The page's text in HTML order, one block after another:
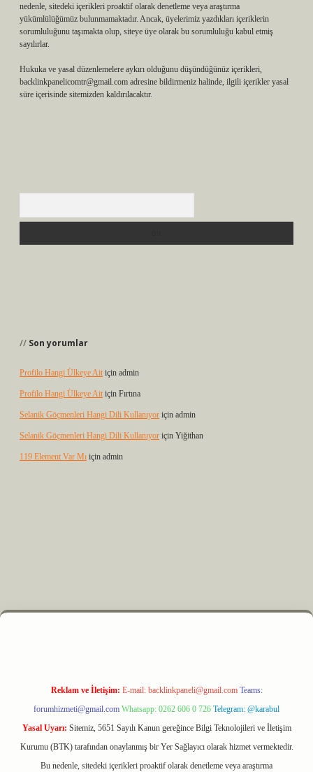
nedenle, sitedeki içerikleri proaktif olarak denetleme veya araştırma
yükümlülüğümüz bulunmamaktadır. Ancak, üyelerimiz yazdıkları içeriklerin
sorumluluğunu taşımakta olup, siteye üye olarak bu sorumluluğu kabul etmiş
sayılırlar.
Hukuka ve yasal düzenlemelere aykırı olduğunu düşündüğünüz içerikleri,
backlinkpanelicomtr@gmail.com adresine bildirmeniz halinde, ilgili içerikler yasal
süre içerisinde sitemizden kaldırılacaktır.
Son yorumlar
Profilo Hangi Ülkeye Ait için admin
Profilo Hangi Ülkeye Ait için Fırtına
Selanik Göçmenleri Hangi Dili Kullanıyor için admin
Selanik Göçmenleri Hangi Dili Kullanıyor için Yiğithan
119 Element Var Mı için admin
m elexbet
Reklam ve İletişim: E-mail: backlinkpaneli@gmail.com Teams:
forumhizmeti@gmail.com Whatsapp: 0262 606 0 726 Telegram: @karabul
Yasal Uyarı: Sitemiz, 5651 Sayılı Kanun gereğince Bilgi Teknolojileri ve İletişim
Kurumu (BTK) tarafından onaylanmış bir Yer Sağlayıcı olarak hizmet vermektedir.
Bu nedenle, sitedeki içerikleri proaktif olarak denetleme veya araştırma